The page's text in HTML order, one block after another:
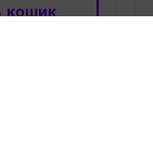
кошик